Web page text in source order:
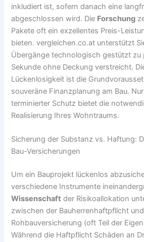
inkludiert ist, sofern danach eine
abgeschlossen wird. Die Forschung
Pakete oft ein exzellentes Preis-
bieten. vergleichen.co.at unterstützt
Übergänge technologisch gestützt zu
Sekunde ohne Deckung verstreicht.
Lückenlosigkeit ist die
souveräne Finanzplanung am Bau.
terminierter Schutz bietet die
Realisierung Ihres Wohntraums.
Sicherung der Substanz vs. Haftung:
Bau-Versicherungen
Um ein Bauprojekt lückenlos
verschiedene Instrumente
Wissenschaft der Risikoallokation
zwischen der Bauherrenhaftpflicht
Rohbauversicherung (oft Teil der
Während die Haftpflicht Schäden an